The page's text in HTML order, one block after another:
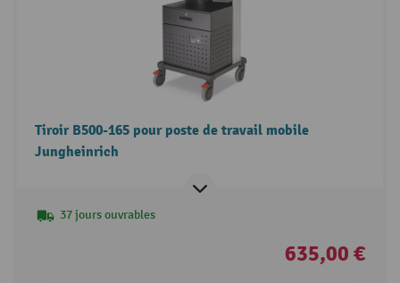
Tiroir B500-165 pour poste de travail mobile
Jungheinrich
37 jours ouvrables
635,00 €